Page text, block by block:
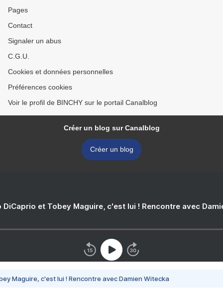
Pages
Contact
Signaler un abus
C.G.U.
Cookies et données personnelles
Préférences cookies
Voir le profil de BINCHY sur le portail Canalblog
Créer un blog sur Canalblog
Créer un blog
DiCaprio et Tobey Maguire, c'est lui ! Rencontre avec
Maguire, c'est lui ! Rencontre avec Damien Witecka